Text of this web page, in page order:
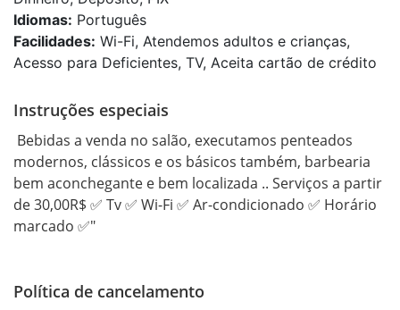
Idiomas: Português
Facilidades: Wi-Fi, Atendemos adultos e crianças,
Acesso para Deficientes, TV, Aceita cartão de crédito
Instruções especiais
modernos, clássicos e os básicos também, barbearia
bem aconchegante e bem localizada .. Serviços a partir
de 30,00R$ ✅ Tv ✅ Wi-Fi ✅ Ar-condicionado ✅ Horário
marcado ✅"
Política de cancelamento